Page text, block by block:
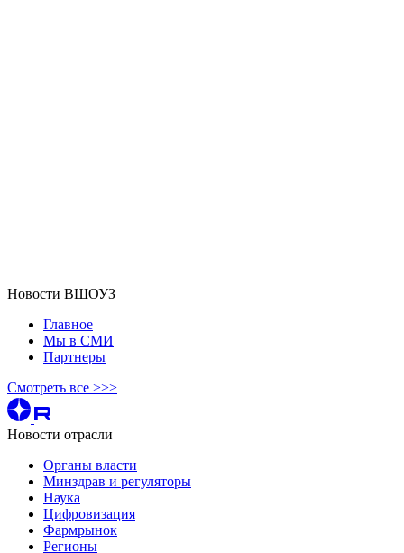
Новости ВШОУЗ
Главное
Мы в СМИ
Партнеры
Смотреть все >>>
Новости отрасли
Органы власти
Минздрав и регуляторы
Наука
Цифровизация
Фармрынок
Регионы